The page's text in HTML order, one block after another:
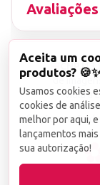
▤ CNPJ
de
viola a
Infrações serão
Aceita um
produtos?
Usamos cookies
cookies de
melhor por aqui,
lançamentos
sua autorização!